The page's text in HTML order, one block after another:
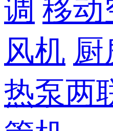
调 移动
风机 厨
热泵两